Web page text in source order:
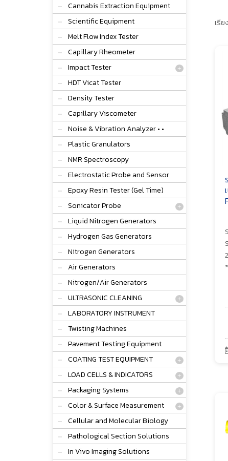
Cannabis Extraction Equipment
Scientific Equipment
Melt Flow Index Tester
Capillary Rheometer
Impact Tester
HDT Vicat Tester
Density Tester
Capillary Viscometer
Noise & Vibration Analyzer • •
Plastic Granulators
NMR Spectroscopy
Electrostatic Probe and Sensor
Epoxy Resin Tester (Gel Time)
Sonicator Probe
Liquid Nitrogen Generators
Hydrogen Gas Generators
Nitrogen Generators
Air Generators
Nitrogen/Air Generators
ULTRASONIC CLEANING
LABORATORY INSTRUMENT
Twisting Machines
Pavement Testing Equipment
COATING TEST EQUIPMENT
LOAD CELLS & INDICATORS
Packaging Systems
Color & Surface Measurement
Cellular and Molecular Biology
Pathological Section Solutions
In Vivo Imaging Solutions
เรีย